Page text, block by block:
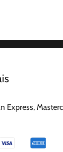
Express,